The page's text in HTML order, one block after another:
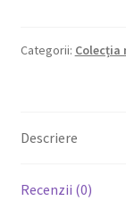
JETOANE
ȘI
6
Categorii: Colecția
Descriere
Recenzii (0)